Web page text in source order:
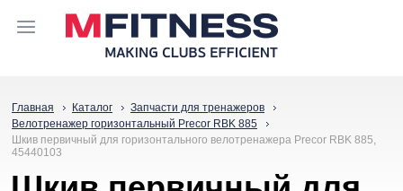
Главная Каталог
Запчасти для тренажеров
Велотренажер горизонтальный Precor RBK 885
Шкив первичный для горизонтального велотренажера Precor RBK 885,
45440103